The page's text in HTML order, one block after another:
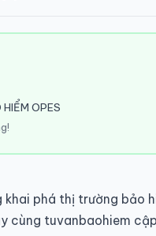
OPES
khai phá thị trường
cùng tuvanbaohiem